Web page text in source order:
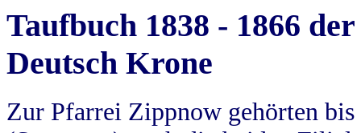
Taufbuch 1838 - 1866
Deutsch Krone
Zur Pfarrei Zippnow gehörten